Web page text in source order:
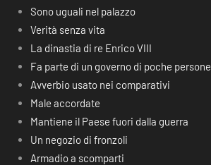
Sono uguali nel palazzo
Verità senza vita
La dinastia di re Enrico VIII
Fa parte di un governo di poche persone
Avverbio usato nei comparativi
Male accordate
Mantiene il Paese fuori dalla guerra
Un negozio di fronzoli
Armadio a scomparti